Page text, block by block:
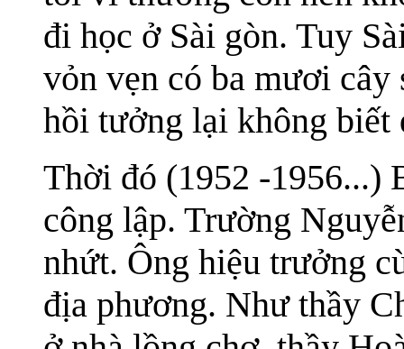
đi học ở Sài gòn. Tuy
vỏn vẹn có ba mươi
hồi tưởng lại không biết
Thời đó (1952 -1956...)
công lập. Trường
nhứt. Ông hiệu trưởng
địa phương. Như thầy